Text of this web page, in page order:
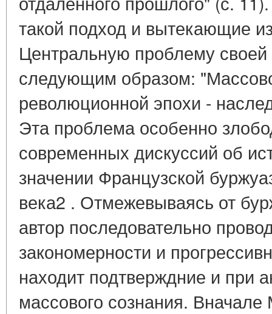
такой подход и вытекающие
Центральную проблему
следующим образом:
революционной эпохи -
Эта проблема особенно
современных дискуссий об
значении Французской
века2 . Отмежевываясь от
автор последовательно
закономерности и
находит подтверждние и при
массового сознания.